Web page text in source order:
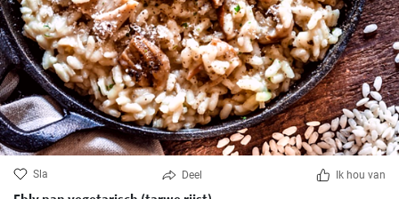
Sla Deel Ik hou van